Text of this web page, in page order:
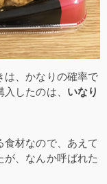
は、かなりの確率で
したのは、 いなり
材なので、あえて
、なんか呼ばれた